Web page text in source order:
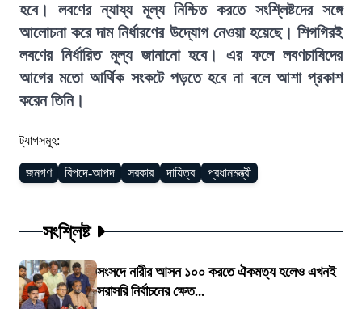
হবে। লবণের ন্যায্য মূল্য নিশ্চিত করতে সংশ্লিষ্টদের সঙ্গে
আলোচনা করে দাম নির্ধারণের উদ্যোগ নেওয়া হয়েছে। শিগগিরই
লবণের নির্ধারিত মূল্য জানানো হবে। এর ফলে লবণচাষিদের
আগের মতো আর্থিক সংকটে পড়তে হবে না বলে আশা প্রকাশ
করেন তিনি।
ট্যাগসমূহ:
জনগণ বিপদে-আপদ সরকার দায়িত্ব প্রধানমন্ত্রী
সংশ্লিষ্ট
সংসদে নারীর আসন ১০০ করতে ঐকমত্য হলেও এখনই
সরাসরি নির্বাচনের ক্ষেত...